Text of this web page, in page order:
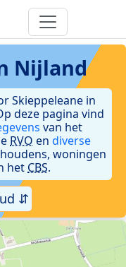
Nijland
Skieppeleane in
deze pagina vind
van het
RVO en diverse
woningen
het CBS.
⇵